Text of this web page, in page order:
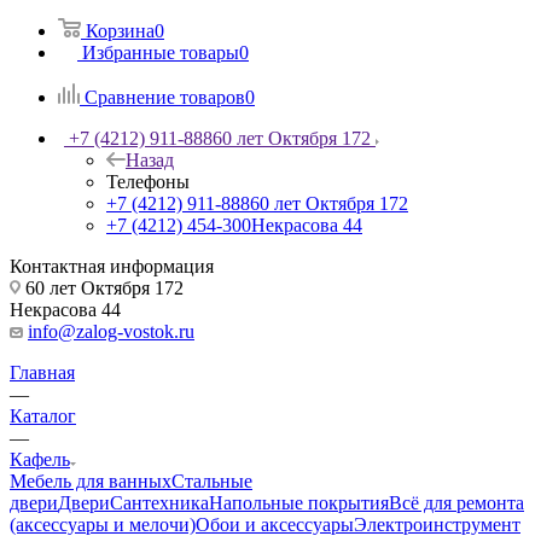
Корзина0
Избранные товары0
Сравнение товаров0
+7 (4212) 911-88860 лет Октября 172
Назад
Телефоны
+7 (4212) 911-88860 лет Октября 172
+7 (4212) 454-300Некрасова 44
Контактная информация
60 лет Октября 172
Некрасова 44
info@zalog-vostok.ru
Главная
—
Каталог
—
Кафель
Мебель для ванныхСтальные
двериДвериСантехникаНапольные покрытияВсё для ремонта
(аксессуары и мелочи)Обои и аксессуарыЭлектроинструмент